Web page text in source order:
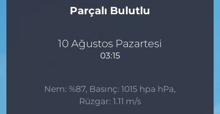
Parçalı Bulutlu
10 Ağustos Pazartesi
03:15
Nem: %87, Basınç: 1015 hpa hPa,
Rüzgar: 1.11 m/s